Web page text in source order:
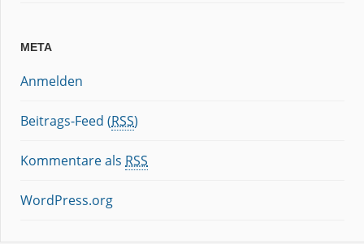
META
Anmelden
Beitrags-Feed (RSS)
Kommentare als RSS
WordPress.org